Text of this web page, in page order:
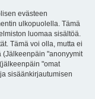
evästeen
ulkopuolella. Tämä
luomaa sisältöä.
Tämä voi olla, mutta ei
(Jälkeenpäin "anonyymit
"omat
sisäänkirjautumisen